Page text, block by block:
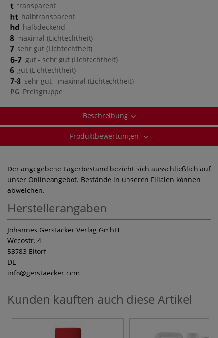
transparent
halbtransparent
halbdeckend
maximal (Lichtechtheit)
sehr gut (Lichtechtheit)
gut - sehr gut (Lichtechtheit)
gut (Lichtechtheit)
sehr gut - maximal (Lichtechtheit)
PG Preisgruppe
Beschreibung
Produktbewertungen
Der angegebene Lagerbestand bezieht sich ausschließlich auf
unser Onlineangebot. Bestände in unseren Filialen können
abweichen.
Herstellerangaben
Johannes Gerstäcker Verlag GmbH
Wecostr. 4
53783 Eitorf
DE
info@gerstaecker.com
Kunden kauften auch diese Artikel